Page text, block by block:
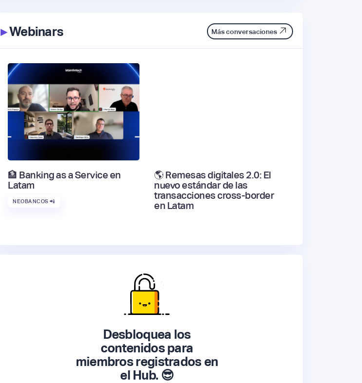
▸Webinars Más conversaciones
🏦 Banking as a Service en
Latam
NEOBANCOS 📲
🌎 Remesas digitales 2.0: El
nuevo estándar de las
transacciones cross-border
en Latam
Desbloquea los
contenidos para
miembros registrados en
el Hub. 😎